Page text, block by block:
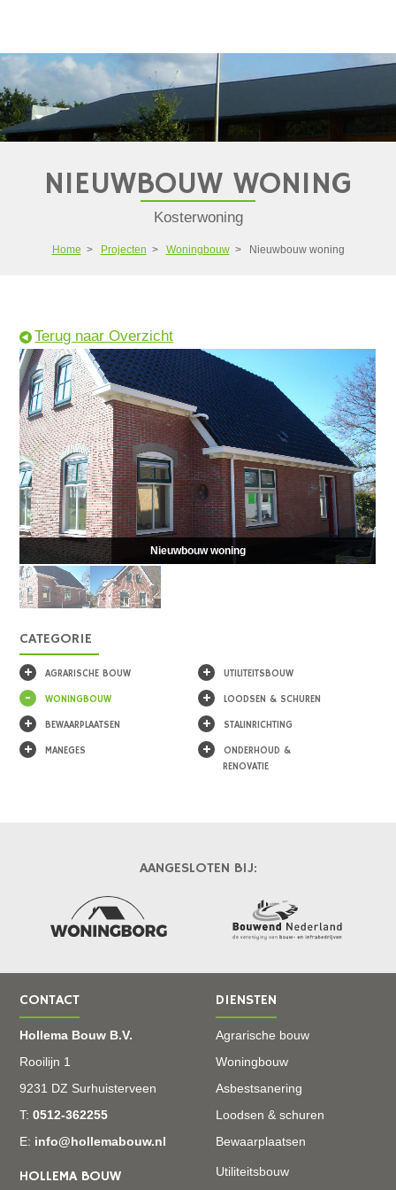
NIEUWBOUW WONING
Kosterwoning
Home > Projecten > Woningbouw> Nieuwbouw woning
Terug naar Overzicht
Nieuwbouw woning
CATEGORIE
+ AGRARISCHE BOUW + UTILITEITSBOUW
- WONINGBOUW + LOODSEN & SCHUREN
+ BEWAARPLAATSEN + STALINRICHTING
+ MANEGES +
ONDERHOUD &
RENOVATIE
AANGESLOTEN BIJ:
CONTACT
Hollema Bouw B.V.
Rooilijn 1
9231 DZ Surhuisterveen
T:0512-362255
E: info@hollemabouw.nl
HOLLEMA BOUW
DIENSTEN
Agrarische bouw
Woningbouw
Asbestsanering
Loodsen & schuren
Bewaarplaatsen
Utiliteitsbouw